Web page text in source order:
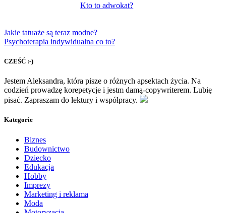
Kto to adwokat?
Jakie tatuaże są teraz modne?
Psychoterapia indywidualna co to?
CZEŚĆ :-)
Jestem Aleksandra, która pisze o różnych apsektach życia. Na
codzień prowadzę korepetycje i jestm damą-copywriterem. Lubię
pisać. Zapraszam do lektury i współpracy.
Kategorie
Biznes
Budownictwo
Dziecko
Edukacja
Hobby
Imprezy
Marketing i reklama
Moda